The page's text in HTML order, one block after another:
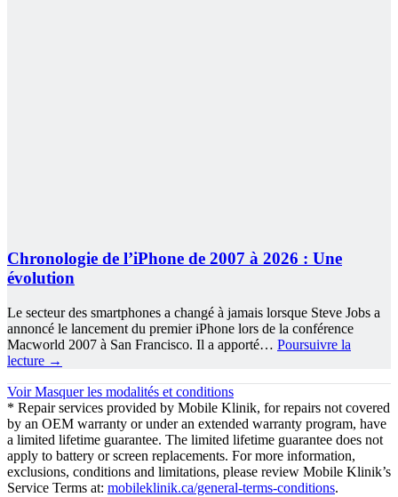
Chronologie de l’iPhone de 2007 à 2026 : Une
évolution
Le secteur des smartphones a changé à jamais lorsque Steve Jobs a
annoncé le lancement du premier iPhone lors de la conférence
Macworld 2007 à San Francisco. Il a apporté… Poursuivre la
lecture →
Voir Masquerles modalités et conditions
* Repair services provided by Mobile Klinik, for repairs not covered
by an OEM warranty or under an extended warranty program, have
a limited lifetime guarantee. The limited lifetime guarantee does not
apply to battery or screen replacements. For more information,
exclusions, conditions and limitations, please review Mobile Klinik’s
Service Terms at: mobileklinik.ca/general-terms-conditions.